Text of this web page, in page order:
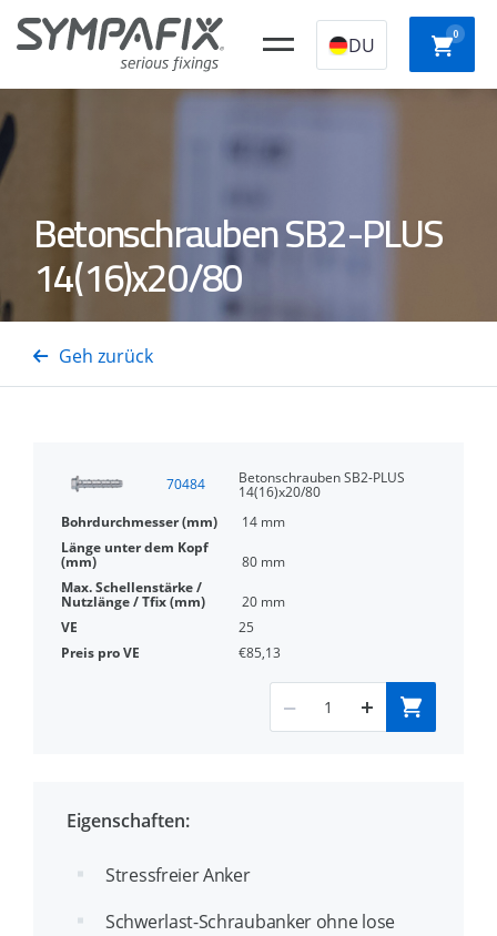
DU 0
Isolierungsdornen
Betonschrauben SB2-PLUS
14(16)x20/80
Geh zurück
70484 Betonschrauben SB2-PLUS
14(16)x20/80
14 mm
80 mm
20 mm
25
€85,13
Eigenschaften:
Stressfreier Anker
Schwerlast-Schraubanker ohne lose